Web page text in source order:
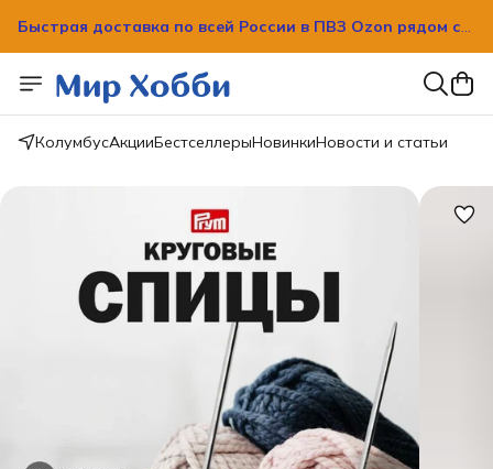
Быстрая доставка по всей России в ПВЗ Ozon рядом с
Быстрая доставка по всей России в ПВЗ Ozon рядом с
вашим домом!
КолумбусАкцииБестселлерыНовинкиНовости и статьи